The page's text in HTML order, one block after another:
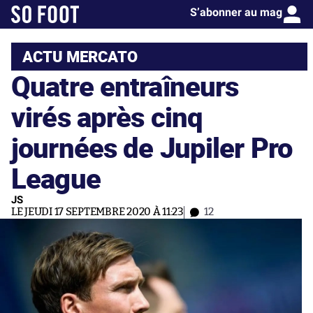
S’abonner au mag
ACTU MERCATO
Quatre entraîneurs
virés après cinq
journées de Jupiler Pro
League
JS
LE JEUDI 17 SEPTEMBRE 2020 À 11:23 12